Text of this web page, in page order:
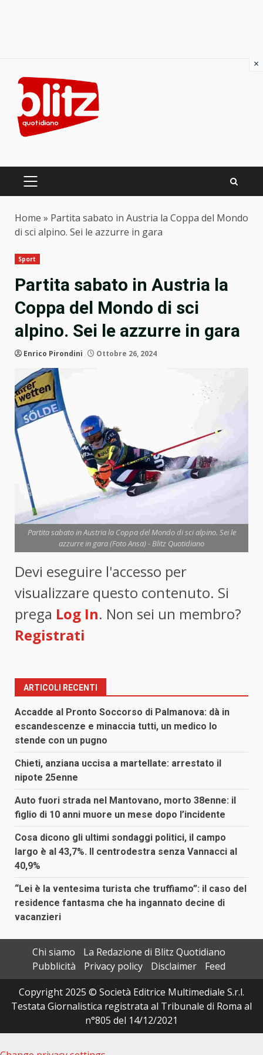
content
PRIMARY
Home » Partita sabato in Austria la Coppa del Mondo
di sci alpino. Sei le azzurre in gara
Sport
Partita sabato in Austria la
Coppa del Mondo di sci
alpino. Sei le azzurre in gara
Enrico Pirondini Ottobre 26, 2024
Partita sabato in Austria la Coppa del Mondo di sci alpino. Sei le
azzurre in gara (Foto Ansa) - Blitz Quotidiano
Devi eseguire l'accesso per
visualizzare questo contenuto. Si
prega Log In. Non sei un membro?
Registrati
ARTICOLI RECENTI
Accadde al Pronto Soccorso di Palmanova: dà in
escandescenze e minaccia tutti, un medico lo
stende con un pugno
Chieti, anziana uccisa a martellate: arrestato il
nipote 25enne
Auto fuori strada nel Mantovano, morto 38enne: il
figlio di 10 anni muore un mese dopo l’incidente
Cosa dicono gli ultimi sondaggi politici, il campo
largo è al 43,7%. Il centrodestra senza Vannacci al
40,9%
“Lei è la ventesima turista che truffiamo”: il caso del
residence fantasma che ha ingannato decine di
vacanzieri
Chi siamo
La Redazione di Blitz Quotidiano
Pubblicità
Privacy policy Disclaimer
Feed
Copyright 2025 © Società Editrice Multimediale S.r.l.
Testata Giornalistica registrata al Tribunale di Roma al
n°805 del 14/12/2021
×